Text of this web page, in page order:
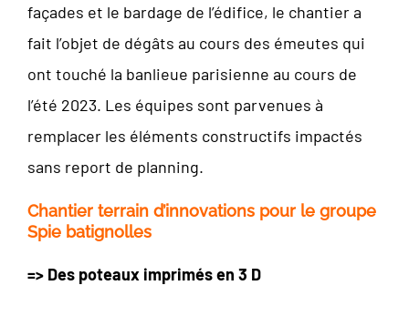
façades et le bardage de l’édifice, le chantier a
fait l’objet de dégâts au cours des émeutes qui
ont touché la banlieue parisienne au cours de
l’été 2023. Les équipes sont parvenues à
remplacer les éléments constructifs impactés
sans report de planning.
Chantier terrain d’innovations pour le groupe
Spie batignolles
=> Des poteaux imprimés en 3 D